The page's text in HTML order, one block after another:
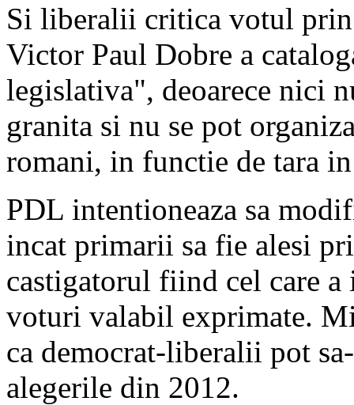
Si liberalii critica votul prin
Victor Paul Dobre a
legislativa", deoarece nici
granita si nu se pot
romani, in functie de tara
PDL intentioneaza sa
incat primarii sa fie alesi
castigatorul fiind cel care
voturi valabil exprimate.
ca democrat-liberalii pot
alegerile din 2012.